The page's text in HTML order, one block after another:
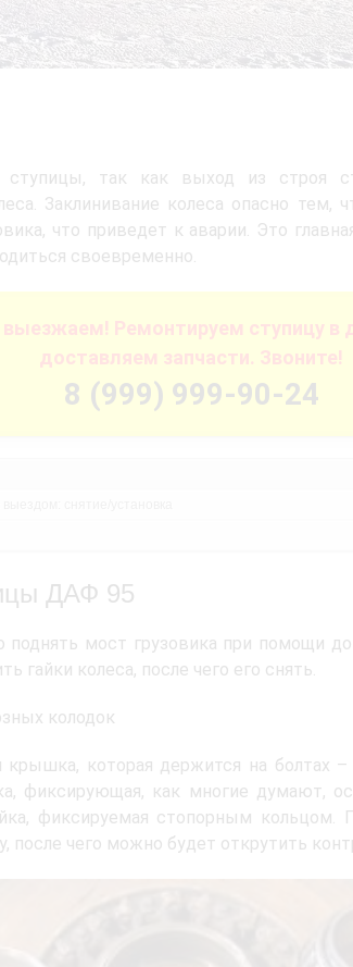
так как выход из строя
Заклинивание колеса опасно тем,
что приведет к аварии. Это
своевременно.
Ремонтируем ступицу в
доставляем запчасти. Звоните!
8 (999) 999-90-24
ДАФ 95
мост грузовика при помощи
гайки колеса, после чего его снять.
колодок
крышка, которая держится на болтах
фиксирующая, как многие думают,
фиксируемая стопорным кольцом.
после чего можно будет открутить